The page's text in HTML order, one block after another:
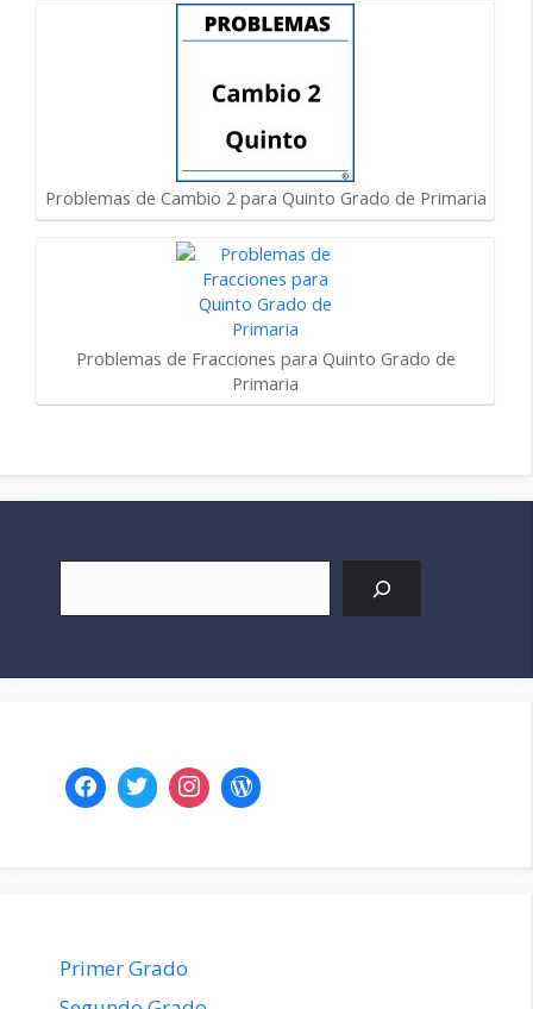
Problemas de Cambio 2 para Quinto Grado de Primaria
Problemas de Fracciones para Quinto Grado de
Primaria
Primer Grado